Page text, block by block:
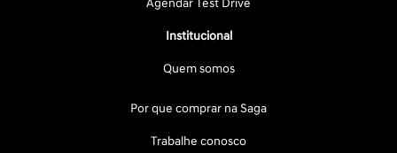
Agendar Test Drive
Institucional
Quem somos
Por que comprar na Saga
Trabalhe conosco